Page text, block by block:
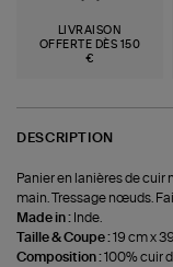
LIVRAISON
OFFERTE DÈS 150
€
DESCRIPTION
Panier en lanières de cuir
main. Tressage nœuds.
Made in : Inde.
Taille & Coupe :19 cm x
Composition :100% cuir